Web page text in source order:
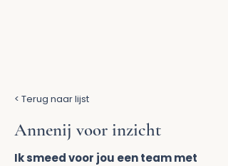
< Terug naar lijst
Annenij voor inzicht
Ik smeed voor jou een team met